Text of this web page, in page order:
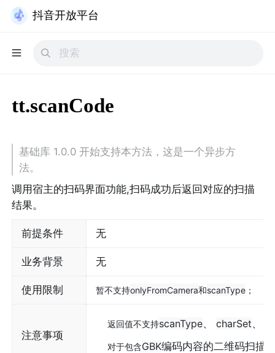
抖音开放平台
tt.scanCode
基础库 1.0.0 开始支持本方法，这是一个异步方
法。
调用宿主的扫码界面功能,扫码成功后返回对应的扫描
结果。
前提条件 无
业务背景 无
使用限制 暂不支持onlyFromCamera和scanType；
注意事项
返回值不支持scanType、 charSet、
对于包含GBK编码内容的二维码扫描